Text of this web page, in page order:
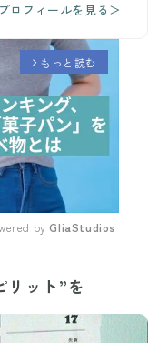
ロフィールを見る＞
arrow_forward_ios もっと読む
by GliaStudios
リット”を